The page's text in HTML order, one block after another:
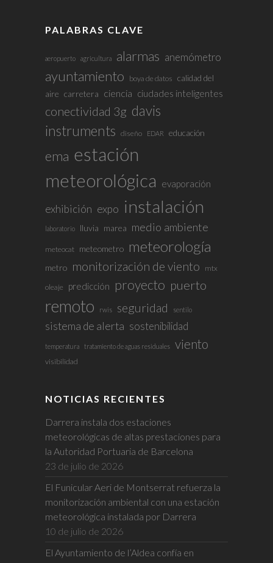
PALABRAS CLAVE
aeropuerto agricultura alarmas anemómetro
ayuntamiento boya de datos calidad del
aire carretera ciencia ciudades inteligentes
conectividad 3g davis
instruments diseño EDAR educación
ema estación
meteorológica
evaporación
exhibición expo instalación
laboratorio lluvia marea medio ambiente
meteocat meteometro meteorología
metro monitorización de viento mtx
oleaje predicción proyecto puerto
remoto rwis seguridad sentilo
sistema de alerta sostenibilidad
temperatura tratamiento de aguas residuales viento
visibilidad
NOTICIAS RECIENTES
Darrera instala dos estaciones
meteorológicas de altas prestaciones para
la Autoridad Portuaria de Barcelona
23 de julio de 2026
El Funicular Aeri de Montserrat refuerza la
monitorización ambiental con una estación
meteorológica instalada por Darrera
10 de julio de 2026
El Ayuntamiento de l’Aldea confía en